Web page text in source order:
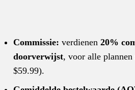
Commissie: verdienen 20%
doorverwijst, voor alle
$59.99).